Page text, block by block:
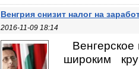
Венгрия снизит налог на
2016-11-09 18:14
Венгерское
широким